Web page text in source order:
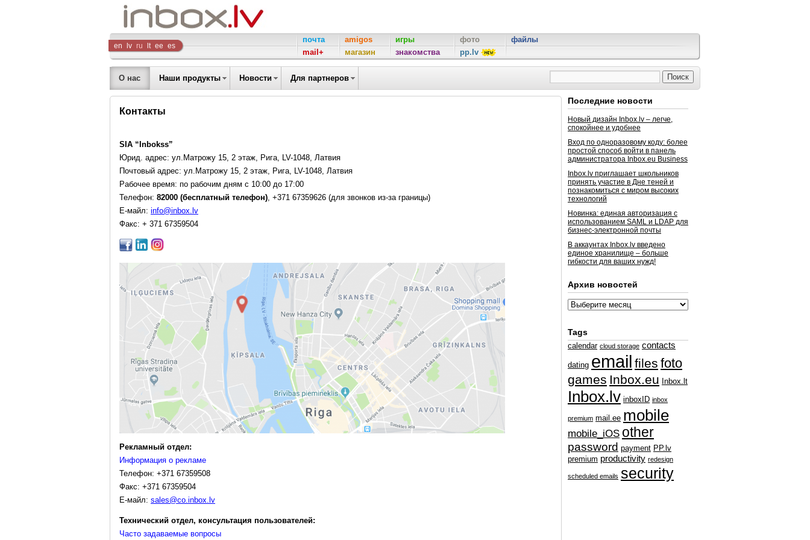
Inbox
Company
en lv ru lt ee es
почта
mail+
amigos
магазин
игры
знакомства
фото
pp.lv
файлы
О нас Наши продукты Новости Для партнеров
Контакты
SIA “Inbokss”
Юрид. адрес: ул.Матрожу 15, 2 этаж, Рига, LV-1048, Латвия
Почтовый адрес: ул.Матрожу 15, 2 этаж, Рига, LV-1048, Латвия
Рабочее время: по рабочим дням с 10:00 до 17:00
Телефон: 82000 (бесплатный телефон), +371 67359626 (для звонков из-за границы)
E-майл: info@inbox.lv
Факс: + 371 67359504
Рекламный отдел:
Информация о рекламе
Телефон: +371 67359508
Факс: +371 67359504
E-майл: sales@co.inbox.lv
Технический отдел, консультация пользователей:
Часто задаваемые вопросы
Последние новости
Новый дизайн Inbox.lv – легче,
спокойнее и удобнее
Вход по одноразовому коду: более
простой способ войти в панель
администратора Inbox.eu Business
Inbox.lv приглашает школьников
принять участие в Дне теней и
познакомиться с миром высоких
технологий
Новинка: единая авторизация с
использованием SAML и LDAP для
бизнес-электронной почты
В аккаунтах Inbox.lv введено
единое хранилище – больше
гибкости для ваших нужд!
Архив новостей
Tags
calendar cloud storage contacts
dating email files foto
games Inbox.eu Inbox.lt
Inbox.lv inboxID inbox
premium mail.ee mobile
mobile_iOS other
password payment PP.lv
premium productivity redesign
scheduled emails security